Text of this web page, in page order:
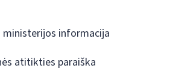
ministerijos informacija
atitikties paraiška